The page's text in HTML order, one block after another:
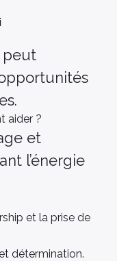
peut
aider ?
et
l’énergie
et la prise de
détermination.